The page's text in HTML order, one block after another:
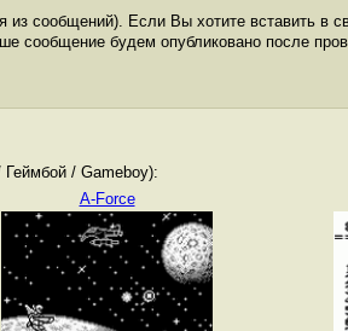
из сообщений). Если Вы хотите вставить в
сообщение будем опубликовано после
/ Gameboy):
A-Force